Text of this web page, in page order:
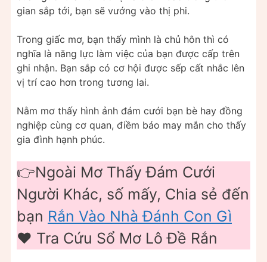
gian sắp tới, bạn sẽ vướng vào thị phi.
Trong giấc mơ, bạn thấy mình là chủ hôn thì có
nghĩa là năng lực làm việc của bạn được cấp trên
ghi nhận. Bạn sắp có cơ hội được sếp cất nhắc lên
vị trí cao hơn trong tương lai.
Nằm mơ thấy hình ảnh đám cưới bạn bè hay đồng
nghiệp cùng cơ quan, điềm báo may mắn cho thấy
gia đình hạnh phúc.
👉Ngoài Mơ Thấy Đám Cưới
Người Khác, số mấy, Chia sẻ đến
bạn Rắn Vào Nhà Đánh Con Gì
❤️ Tra Cứu Sổ Mơ Lô Đề Rắn